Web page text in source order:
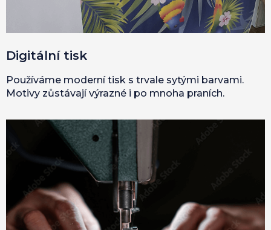
Digitální tisk
Používáme moderní tisk s trvale sytými barvami.
Motivy zůstávají výrazné i po mnoha praních.